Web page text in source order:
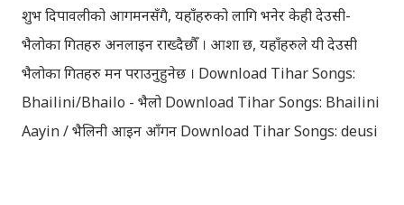
शुभ दिपावलीको आगमनसँगै, यहाँहरुको लागि भनेर केही देउसी-
भैलोका गितहरु अनलाइन राख्दैछौँ । आशा छ, यहाँहरुले यी देउसी
भैलोका गितहरु मन पराउनुहुनेछ । Download Tihar Songs:
Bhailini/Bhailo - भैलो Download Tihar Songs: Bhailini
Aayin / भैलिनी आइन आँगन Download Tihar Songs: deusi